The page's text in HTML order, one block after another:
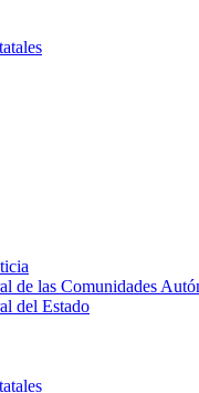
de las Comunidades
del Estado